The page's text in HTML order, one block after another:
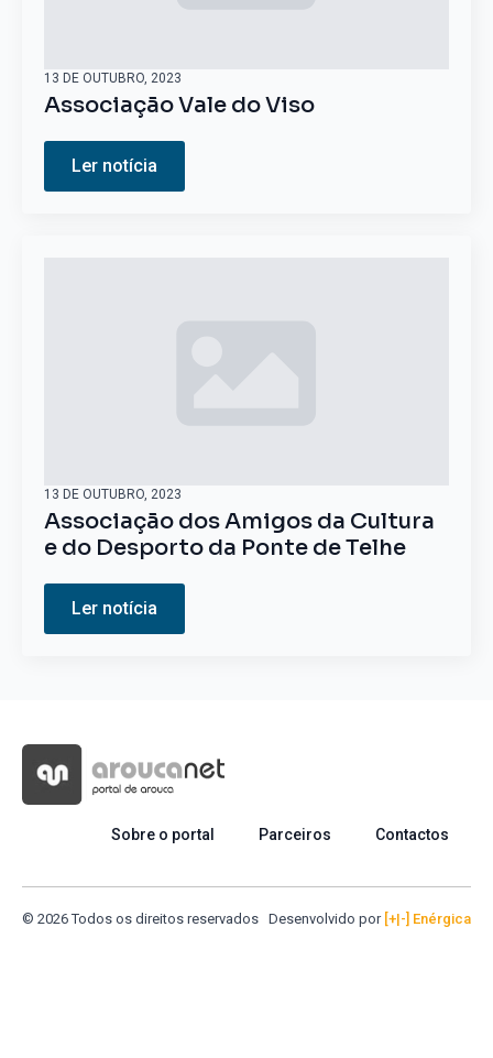
Associação Vale do Viso
13 DE OUTUBRO, 2023
Ler notícia
Associação dos Amigos da Cultura
e do Desporto da Ponte de Telhe
13 DE OUTUBRO, 2023
Ler notícia
Sobre o portal Parceiros Contactos
© 2026 Todos os direitos reservados Desenvolvido por [+|-] Enérgica